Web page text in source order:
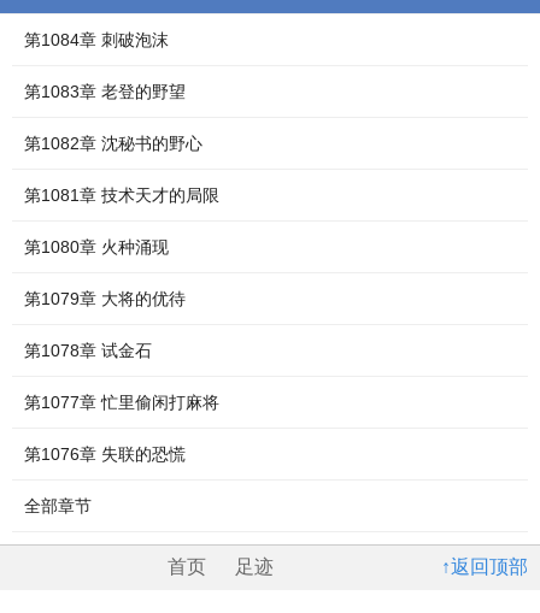
第1084章 刺破泡沫
第1083章 老登的野望
第1082章 沈秘书的野心
第1081章 技术天才的局限
第1080章 火种涌现
第1079章 大将的优待
第1078章 试金石
第1077章 忙里偷闲打麻将
第1076章 失联的恐慌
全部章节
↑返回顶部
首页 足迹